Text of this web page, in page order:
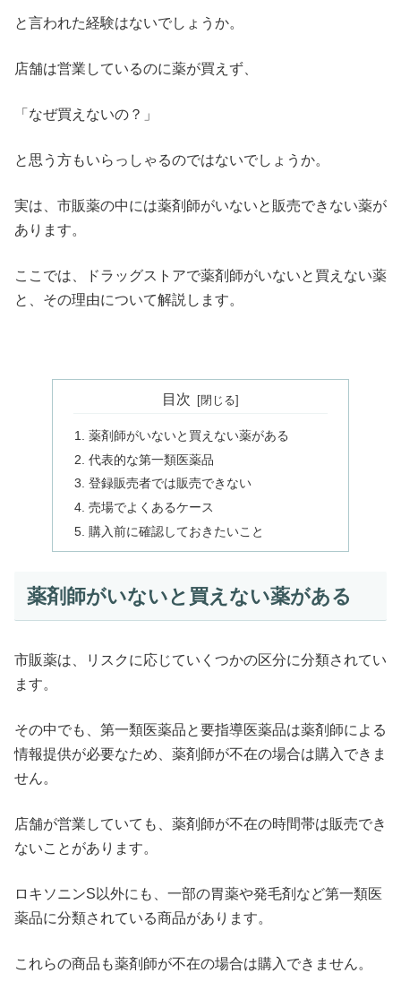
と言われた経験はないでしょうか。
店舗は営業しているのに薬が買えず、
「なぜ買えないの？」
と思う方もいらっしゃるのではないでしょうか。
実は、市販薬の中には薬剤師がいないと販売できない薬が
あります。
ここでは、ドラッグストアで薬剤師がいないと買えない薬
と、その理由について解説します。
目次
薬剤師がいないと買えない薬がある
代表的な第一類医薬品
登録販売者では販売できない
売場でよくあるケース
購入前に確認しておきたいこと
薬剤師がいないと買えない薬がある
市販薬は、リスクに応じていくつかの区分に分類されてい
ます。
その中でも、第一類医薬品と要指導医薬品は薬剤師による
情報提供が必要なため、薬剤師が不在の場合は購入できま
せん。
店舗が営業していても、薬剤師が不在の時間帯は販売でき
ないことがあります。
ロキソニンS以外にも、一部の胃薬や発毛剤など第一類医
薬品に分類されている商品があります。
これらの商品も薬剤師が不在の場合は購入できません。